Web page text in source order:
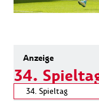
34.
21.05.2017